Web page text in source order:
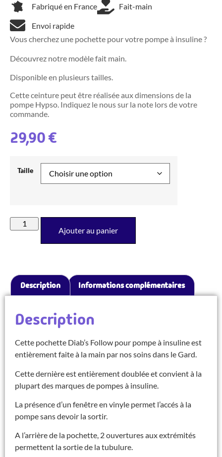
Fabriqué en France Fait-main
Envoi rapide
Vous cherchez une pochette pour votre pompe à insuline ?
Découvrez notre modèle fait main.
Disponible en plusieurs tailles.
Cette ceinture peut être réalisée aux dimensions de la
pompe Hypso. Indiquez le nous sur la note lors de votre
commande.
29,90€
Taille
Ajouter au panier
Description Informations complémentaires
Description
Cette pochette Diab’s Follow pour pompe à insuline est
entièrement faite à la main par nos soins dans le Gard.
Cette dernière est entièrement doublée et convient à la
plupart des marques de pompes à insuline.
La présence d’un fenêtre en vinyle permet l’accés à la
pompe sans devoir la sortir.
A l’arrière de la pochette, 2 ouvertures aux extrémités
permettent la sortie de la tubulure.